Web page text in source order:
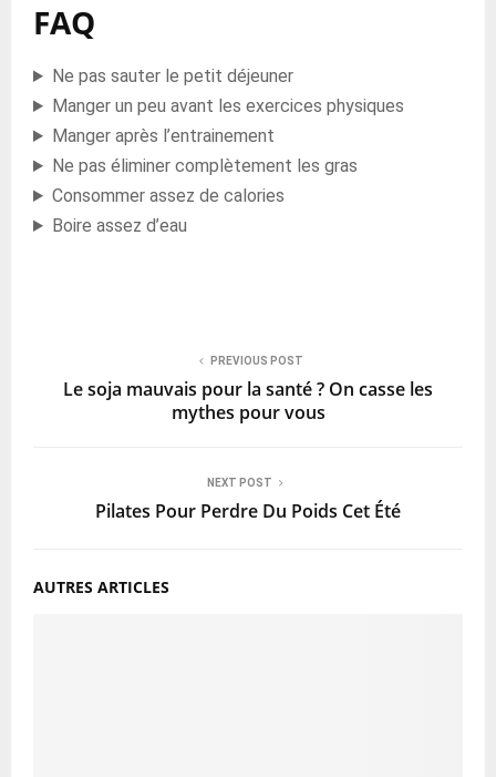
FAQ
Ne pas sauter le petit déjeuner
Manger un peu avant les exercices physiques
Manger après l’entrainement
Ne pas éliminer complètement les gras
Consommer assez de calories
Boire assez d’eau
PREVIOUS POST
Le soja mauvais pour la santé ? On casse les
mythes pour vous
NEXT POST
Pilates Pour Perdre Du Poids Cet Été
AUTRES ARTICLES